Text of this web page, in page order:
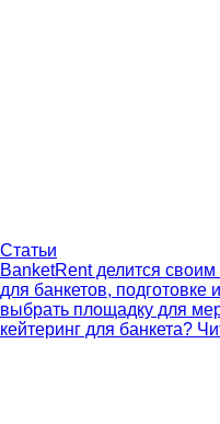
Статьи
BanketRent делится
для банкетов, подготовке
выбрать площадку для
кейтеринг для банкета?